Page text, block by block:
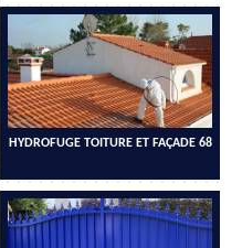
HYDROFUGE TOITURE ET FAÇADE 68